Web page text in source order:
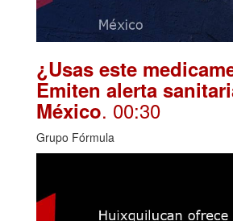
¿Usas este
Emiten alerta
México. 00:30
Grupo Fórmula